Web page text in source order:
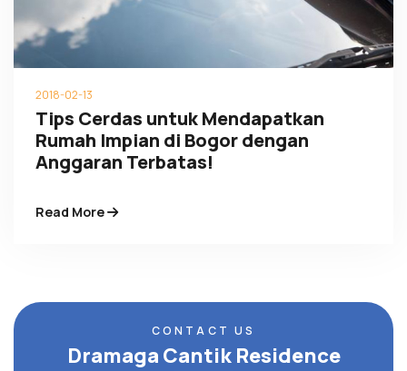
2018-02-13
Tips Cerdas untuk Mendapatkan
Rumah Impian di Bogor dengan
Anggaran Terbatas!
Read More
CONTACT US
Dramaga Cantik Residence